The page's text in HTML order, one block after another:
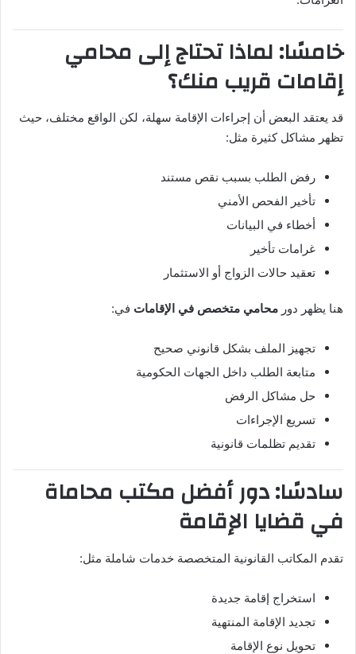
خامسًا: لماذا تحتاج إلى محامي
إقامات قريب منك؟
قد يعتقد البعض أن إجراءات الإقامة سهلة، لكن الواقع مختلف، حيث
تظهر مشاكل كثيرة مثل:
رفض الطلب بسبب نقص مستند
تأخير الفحص الأمني
أخطاء في البيانات
غرامات تأخير
تعقيد حالات الزواج أو الاستثمار
هنا يظهر دور محامي متخصص في الإقامات في:
تجهيز الملف بشكل قانوني صحيح
متابعة الطلب داخل الجهات الحكومية
حل مشاكل الرفض
تسريع الإجراءات
تقديم تظلمات قانونية
سادسًا: دور أفضل مكتب محاماة
في قضايا الإقامة
تقدم المكاتب القانونية المتخصصة خدمات شاملة مثل:
استخراج إقامة جديدة
تجديد الإقامة المنتهية
تحويل نوع الإقامة